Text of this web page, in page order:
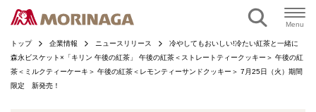
Menu
トップ 企業情報 ニュースリリース
冷やしてもおいしい!冷たい紅茶と一緒に
森永ビスケット×「キリン 午後の紅茶」 午後の紅茶＜ストレートティークッキー＞ 午後の紅
茶＜ミルクティーケーキ＞ 午後の紅茶＜レモンティーサンドクッキー＞ 7月25日（火）期間
限定 新発売！